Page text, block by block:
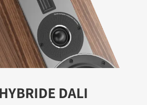
DALI